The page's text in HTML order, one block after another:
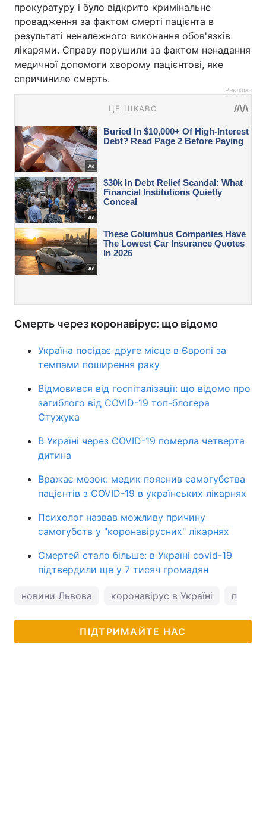
прокуратуру і було відкрито кримінальне
провадження за фактом смерті пацієнта в
результаті неналежного виконання обов'язків
лікарями. Справу порушили за фактом ненадання
медичної допомоги хворому пацієнтові, яке
спричинило смерть.
Реклама
Смерть через коронавірус: що відомо
Україна посідає друге місце в Європі за
темпами поширення раку
Відмовився від госпіталізації: що відомо про
загиблого від COVID-19 топ-блогера
Стужука
В Україні через COVID-19 померла четверта
дитина
Вражає мозок: медик пояснив самогубства
пацієнтів з COVID-19 в українських лікарнях
Психолог назвав можливу причину
самогубств у "коронавірусних" лікарнях
Смертей стало більше: в Україні covid-19
підтвердили ще у 7 тисяч громадян
новини Львова коронавірус в Україні
ПІДТРИМАЙТЕ НАС